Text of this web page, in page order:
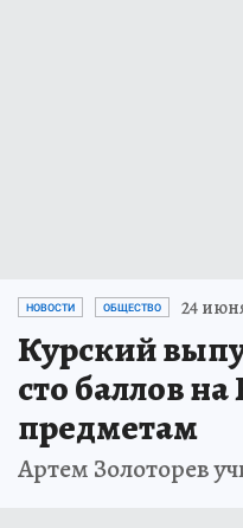
НОВОСТИ ОБЩЕСТВО 24
Курский
сто баллов
предметам
Артем Золоторев